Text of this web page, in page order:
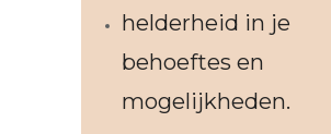
helderheid in je
behoeftes en
mogelijkheden.